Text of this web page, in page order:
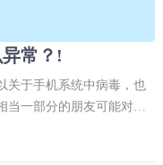
常？!
关于手机系统中病毒，也
当一部分的朋友可能对手
和全面。